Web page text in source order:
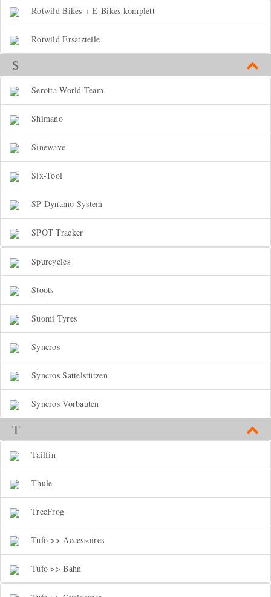
Rotwild Bikes + E-Bikes komplett
Rotwild Ersatzteile
S
Serotta World-Team
Shimano
Sinewave
Six-Tool
SP Dynamo System
SPOT Tracker
Spurcycles
Stoots
Suomi Tyres
Syncros
Syncros Sattelstützen
Syncros Vorbauten
T
Tailfin
Thule
TreeFrog
Tufo >> Accessoires
Tufo >> Bahn